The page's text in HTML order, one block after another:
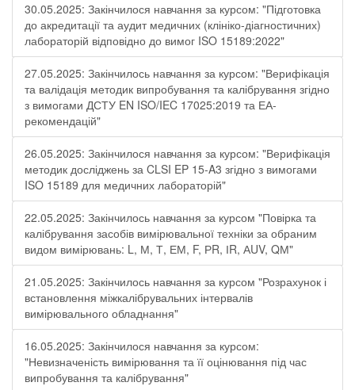
30.05.2025: Закінчилося навчання за курсом: "Підготовка
до акредитації та аудит медичних (клініко-діагностичних)
лабораторій відповідно до вимог ISO 15189:2022"
27.05.2025: Закінчилось навчання за курсом: "Верифікація
та валідація методик випробування та калібрування згідно
з вимогами ДСТУ EN ISO/IEC 17025:2019 та ЕА-
рекомендацій"
26.05.2025: Закінчилося навчання за курсом: "Верифікація
методик досліджень за CLSI EP 15-A3 згідно з вимогами
ISO 15189 для медичних лабораторій"
22.05.2025: Закінчилось навчання за курсом "Повірка та
калібрування засобів вимірювальної техніки за обраним
видом вимірювань: L, М, Т, ЕМ, F, РR, ІR, АUV, QМ"
21.05.2025: Закінчилось навчання за курсом "Розрахунок і
встановлення міжкалібрувальних інтервалів
вимірювального обладнання"
16.05.2025: Закінчилося навчання за курсом:
"Невизначеність вимірювання та її оцінювання під час
випробування та калібрування"